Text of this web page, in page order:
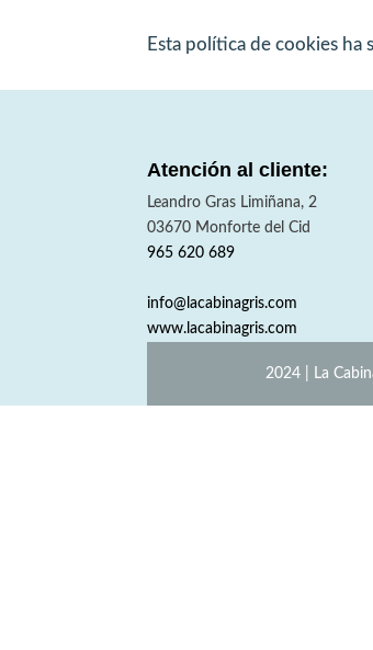
Esta política de cookies ha
Atención al cliente:
Leandro Gras Limiñana, 2
03670 Monforte del Cid
965 620 689
info@lacabinagris.com
www.lacabinagris.com
2024 | La